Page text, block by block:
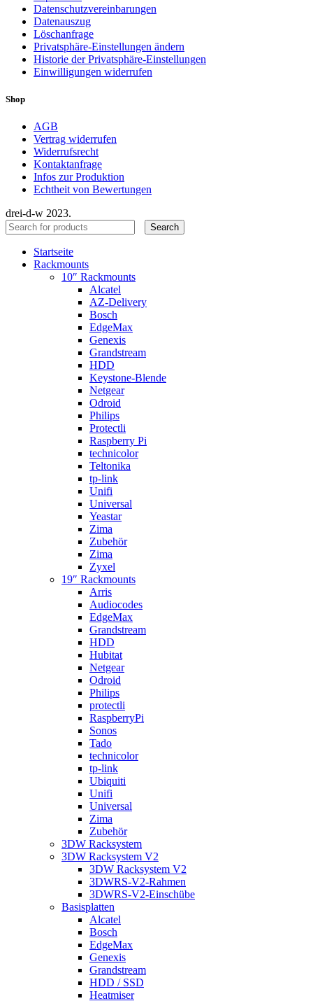
Datenschutzvereinbarungen
Datenauszug
Löschanfrage
Privatsphäre-Einstellungen ändern
Historie der Privatsphäre-Einstellungen
Einwilligungen widerrufen
Shop
AGB
Vertrag widerrufen
Widerrufsrecht
Kontaktanfrage
Infos zur Produktion
Echtheit von Bewertungen
drei-d-w 2023.
Search
Startseite
Rackmounts
10″ Rackmounts
Alcatel
AZ-Delivery
Bosch
EdgeMax
Genexis
Grandstream
HDD
Keystone-Blende
Netgear
Odroid
Philips
Protectli
Raspberry Pi
technicolor
Teltonika
tp-link
Unifi
Universal
Yeastar
Zima
Zubehör
Zima
Zyxel
19″ Rackmounts
Arris
Audiocodes
EdgeMax
Grandstream
HDD
Hubitat
Netgear
Odroid
Philips
protectli
RaspberryPi
Sonos
Tado
technicolor
tp-link
Ubiquiti
Unifi
Universal
Zima
Zubehör
3DW Racksystem
3DW Racksystem V2
3DW Racksystem V2
3DWRS-V2-Rahmen
3DWRS-V2-Einschübe
Basisplatten
Alcatel
Bosch
EdgeMax
Genexis
Grandstream
HDD / SSD
Heatmiser